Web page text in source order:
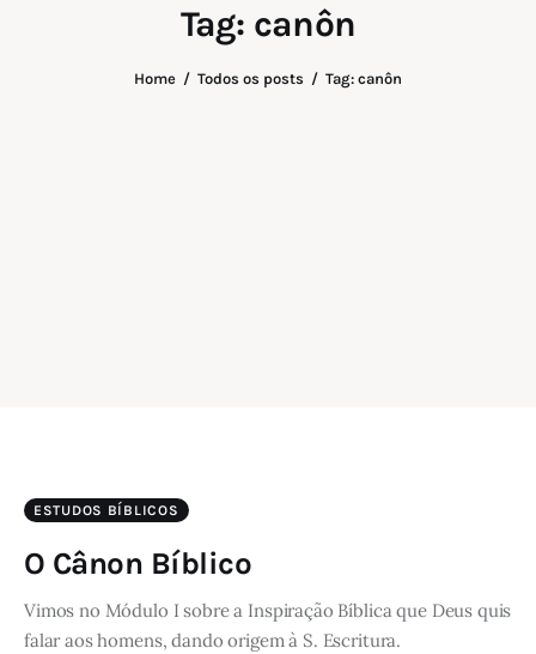
Tag: canôn
Home Todos os posts Tag: canôn
ESTUDOS BÍBLICOS
O Cânon Bíblico
Vimos no Módulo I sobre a Inspiração Bíblica que Deus quis
falar aos homens, dando origem à S. Escritura.